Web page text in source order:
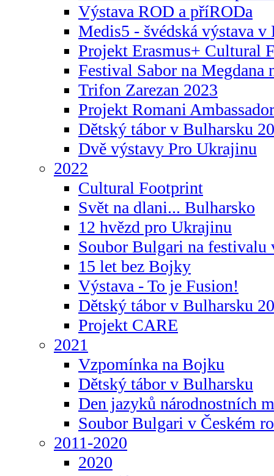
Výstava ROD a příRODa
Medis5 - švédská výstava v
Projekt Erasmus+ Cultural
Festival Sabor na Megdana
Trifon Zarezan 2023
Projekt Romani
Dětský tábor v Bulharsku
Dvě výstavy Pro Ukrajinu
2022
Cultural Footprint
Svět na dlani... Bulharsko
12 hvězd pro Ukrajinu
Soubor Bulgari na festivalu
15 let bez Bojky
Výstava - To je Fusion!
Dětský tábor v Bulharsku
Projekt CARE
2021
Vzpomínka na Bojku
Dětský tábor v Bulharsku
Den jazyků národnostních
Soubor Bulgari v Českém
2011-2020
2020